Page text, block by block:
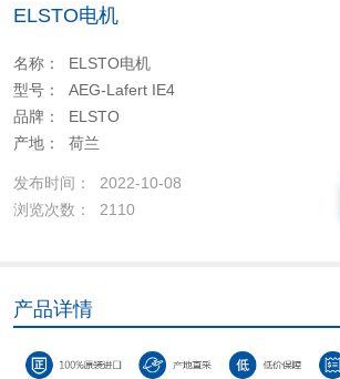
ELSTO电机
名称： ELSTO电机
型号： AEG-Lafert IE4
品牌： ELSTO
产地： 荷兰
发布时间： 2022-10-08
浏览次数： 2110
产品详情